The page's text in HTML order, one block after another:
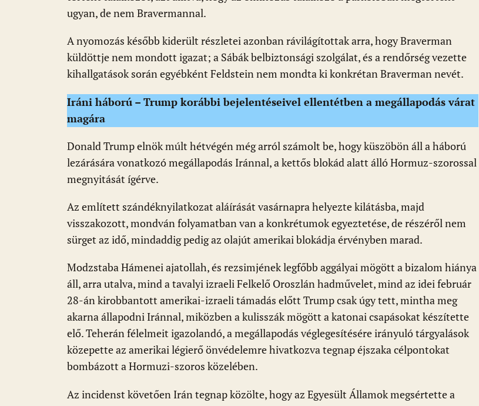
ugyan, de nem Bravermannal.
A nyomozás később kiderült részletei azonban rávilágítottak arra, hogy Braverman
küldöttje nem mondott igazat; a Sábák belbiztonsági szolgálat, és a rendőrség vezette
kihallgatások során egyébként Feldstein nem mondta ki konkrétan Braverman nevét.
Iráni háború – Trump korábbi bejelentéseivel ellentétben a megállapodás várat
magára
Donald Trump elnök múlt hétvégén még arról számolt be, hogy küszöbön áll a háború
lezárására vonatkozó megállapodás Iránnal, a kettős blokád alatt álló Hormuz-szorossal
megnyitását ígérve.
Az említett szándéknyilatkozat aláírását vasárnapra helyezte kilátásba, majd
visszakozott, mondván folyamatban van a konkrétumok egyeztetése, de részéről nem
sürget az idő, mindaddig pedig az olajút amerikai blokádja érvényben marad.
Modzstaba Hámenei ajatollah, és rezsimjének legfőbb aggályai mögött a bizalom hiánya
áll, arra utalva, mind a tavalyi izraeli Felkelő Oroszlán hadművelet, mind az idei február
28-án kirobbantott amerikai-izraeli támadás előtt Trump csak úgy tett, mintha meg
akarna állapodni Iránnal, miközben a kulisszák mögött a katonai csapásokat készítette
elő. Teherán félelmeit igazolandó, a megállapodás véglegesítésére irányuló tárgyalások
közepette az amerikai légierő önvédelemre hivatkozva tegnap éjszaka célpontokat
bombázott a Hormuzi-szoros közelében.
Az incidenst követően Irán tegnap közölte, hogy az Egyesült Államok megsértette a